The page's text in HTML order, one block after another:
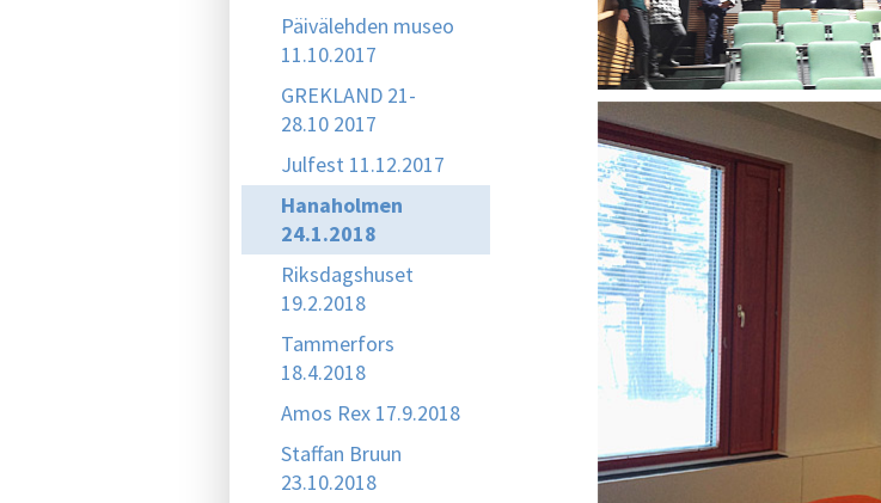
Päivälehden museo
11.10.2017
GREKLAND 21-
28.10 2017
Julfest 11.12.2017
Hanaholmen
24.1.2018
Riksdagshuset
19.2.2018
Tammerfors
18.4.2018
Amos Rex 17.9.2018
Staffan Bruun
23.10.2018